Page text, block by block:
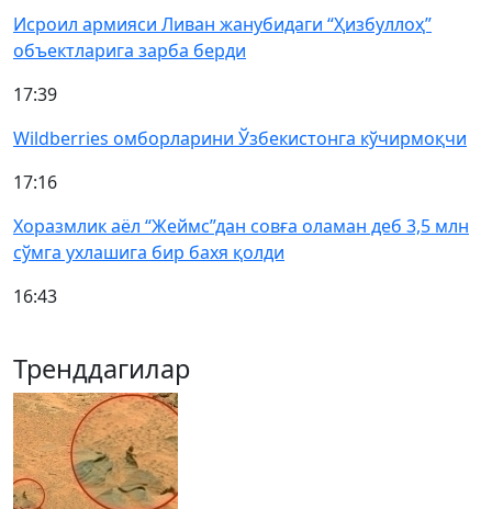
Исроил армияси Ливан жанубидаги “Ҳизбуллоҳ”
объектларига зарба берди
17:39
Wildberries омборларини Ўзбекистонга кўчирмоқчи
17:16
Хоразмлик аёл “Жеймс”дан совға оламан деб 3,5 млн
сўмга ухлашига бир бахя қолди
16:43
Тренддагилар